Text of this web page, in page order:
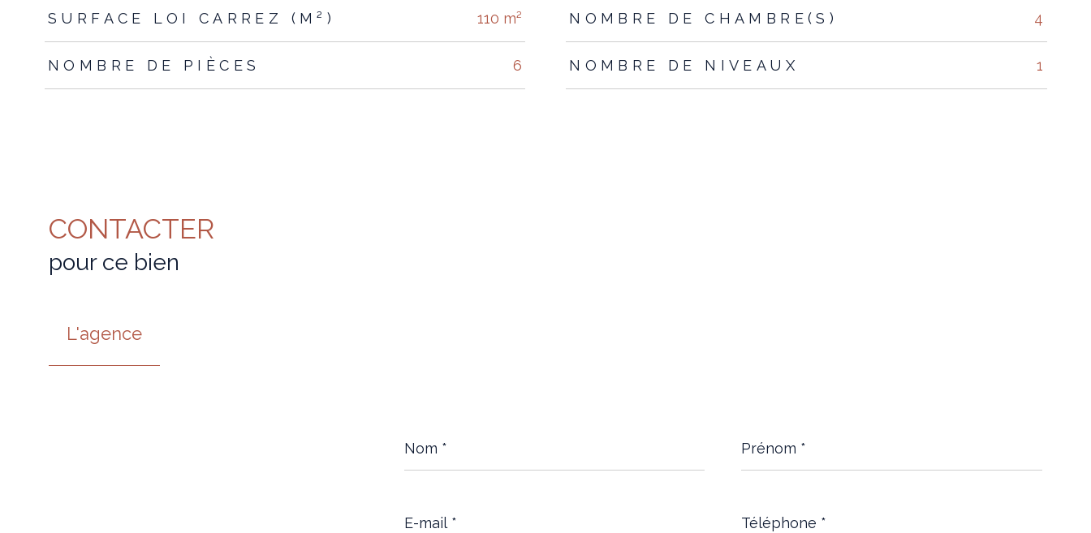
SURFACE LOI CARREZ (M²) 110 m² NOMBRE DE CHAMBRE(S) 4
NOMBRE DE PIÈCES 6 NOMBRE DE NIVEAUX 1
CONTACTER
pour ce bien
L'agence
*
*
mail
*